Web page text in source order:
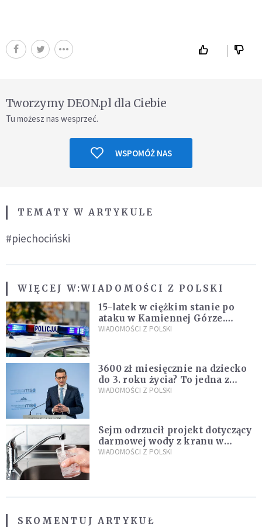
Tworzymy DEON.pl dla Ciebie
Tu możesz nas wesprzeć.
WSPOMÓŻ NAS
TEMATY W ARTYKULE
#piechociński
WIĘCEJ W:WIADOMOŚCI Z POLSKI
15-latek w ciężkim stanie po
ataku w Kamiennej Górze.
Policja zatrzymała dwóch
WIADOMOŚCI Z POLSKI
3600 zł miesięcznie na dziecko
do 3. roku życia? To jedna z
propozycji programu "Rozwój
WIADOMOŚCI Z POLSKI
Sejm odrzucił projekt dotyczący
darmowej wody z kranu w
restauracjach
WIADOMOŚCI Z POLSKI
SKOMENTUJ ARTYKUŁ